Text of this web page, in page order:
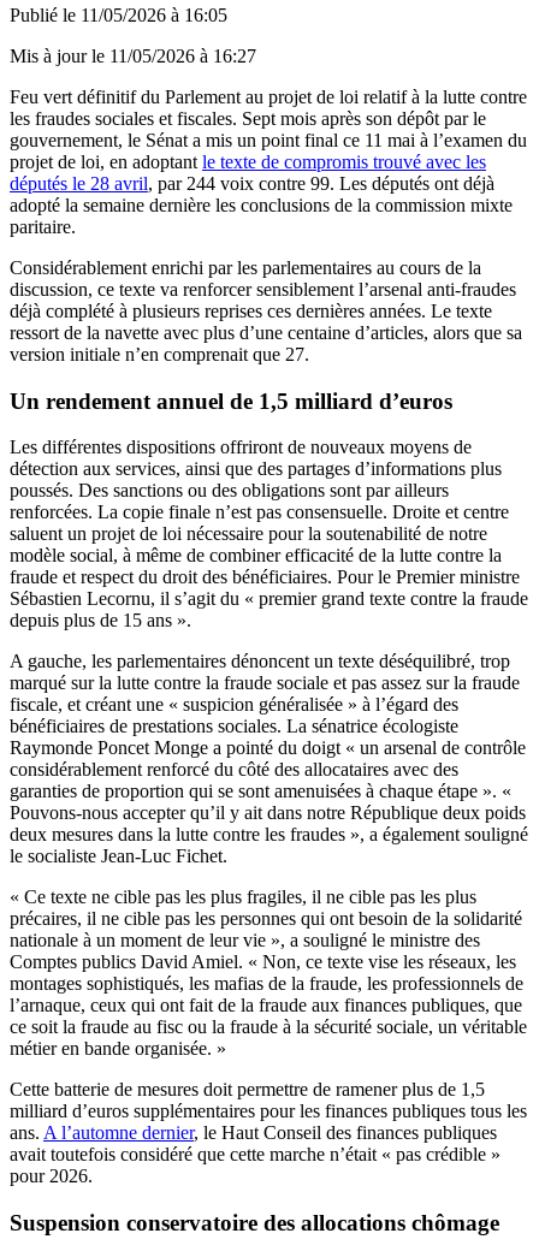
Publié le 11/05/2026 à 16:05
Mis à jour le 11/05/2026 à 16:27
Feu vert définitif du Parlement au projet de loi relatif à la lutte contre
les fraudes sociales et fiscales. Sept mois après son dépôt par le
gouvernement, le Sénat a mis un point final ce 11 mai à l’examen du
projet de loi, en adoptant le texte de compromis trouvé avec les
députés le 28 avril, par 244 voix contre 99. Les députés ont déjà
adopté la semaine dernière les conclusions de la commission mixte
paritaire.
Considérablement enrichi par les parlementaires au cours de la
discussion, ce texte va renforcer sensiblement l’arsenal anti-fraudes
déjà complété à plusieurs reprises ces dernières années. Le texte
ressort de la navette avec plus d’une centaine d’articles, alors que sa
version initiale n’en comprenait que 27.
Un rendement annuel de 1,5 milliard d’euros
Les différentes dispositions offriront de nouveaux moyens de
détection aux services, ainsi que des partages d’informations plus
poussés. Des sanctions ou des obligations sont par ailleurs
renforcées. La copie finale n’est pas consensuelle. Droite et centre
saluent un projet de loi nécessaire pour la soutenabilité de notre
modèle social, à même de combiner efficacité de la lutte contre la
fraude et respect du droit des bénéficiaires. Pour le Premier ministre
Sébastien Lecornu, il s’agit du « premier grand texte contre la fraude
depuis plus de 15 ans ».
A gauche, les parlementaires dénoncent un texte déséquilibré, trop
marqué sur la lutte contre la fraude sociale et pas assez sur la fraude
fiscale, et créant une « suspicion généralisée » à l’égard des
bénéficiaires de prestations sociales. La sénatrice écologiste
Raymonde Poncet Monge a pointé du doigt « un arsenal de contrôle
considérablement renforcé du côté des allocataires avec des
garanties de proportion qui se sont amenuisées à chaque étape ». «
Pouvons-nous accepter qu’il y ait dans notre République deux poids
deux mesures dans la lutte contre les fraudes », a également souligné
le socialiste Jean-Luc Fichet.
« Ce texte ne cible pas les plus fragiles, il ne cible pas les plus
précaires, il ne cible pas les personnes qui ont besoin de la solidarité
nationale à un moment de leur vie », a souligné le ministre des
Comptes publics David Amiel. « Non, ce texte vise les réseaux, les
montages sophistiqués, les mafias de la fraude, les professionnels de
l’arnaque, ceux qui ont fait de la fraude aux finances publiques, que
ce soit la fraude au fisc ou la fraude à la sécurité sociale, un véritable
métier en bande organisée. »
Cette batterie de mesures doit permettre de ramener plus de 1,5
milliard d’euros supplémentaires pour les finances publiques tous les
ans. A l’automne dernier, le Haut Conseil des finances publiques
avait toutefois considéré que cette marche n’était « pas crédible »
pour 2026.
Suspension conservatoire des allocations chômage